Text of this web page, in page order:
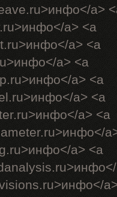
a>
a> <a
a> <a
a> <a
a> <a
a> <a
a> <a
a> <a